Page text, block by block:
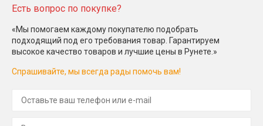
Есть вопрос по покупке?
«Мы помогаем каждому покупателю подобрать
подходящий под его требования товар. Гарантируем
высокое качество товаров и лучшие цены в Рунете.»
Спрашивайте, мы всегда рады помочь вам!